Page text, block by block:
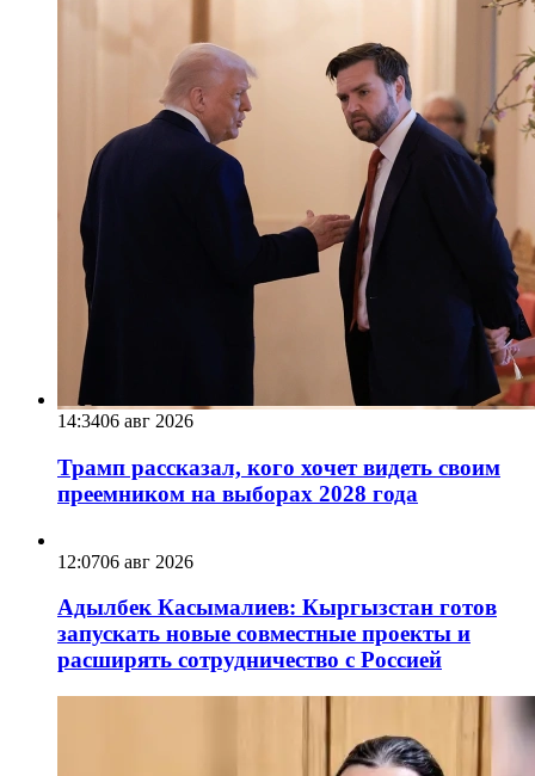
14:3406 авг 2026
Трамп рассказал, кого хочет видеть своим
преемником на выборах 2028 года
12:0706 авг 2026
Адылбек Касымалиев: Кыргызстан готов
запускать новые совместные проекты и
расширять сотрудничество с Россией